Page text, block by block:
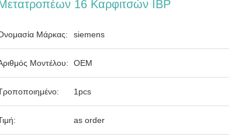
16 Καρφιτσών IBP
Μάρκας: siemens
Μοντέλου: OEM
1pcs
as order